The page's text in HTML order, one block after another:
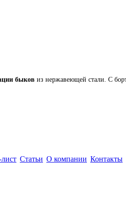
быков из нержавеющей стали. С
Статьи О компании Контакты